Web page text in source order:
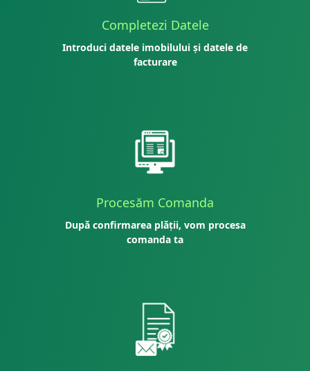
Completezi Datele
Introduci datele imobilului și datele de
facturare
Procesăm Comanda
După confirmarea plății, vom procesa
comanda ta